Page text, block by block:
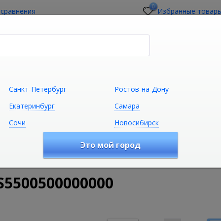
0 Избранные
Сантехника Климатическая
Ванны Ванны из камня Ванна RIHO TOLEDO
Санкт-Петербург
Ростов-на-Дону
Екатеринбург
Самара
Сочи Новосибирск
Это мой город